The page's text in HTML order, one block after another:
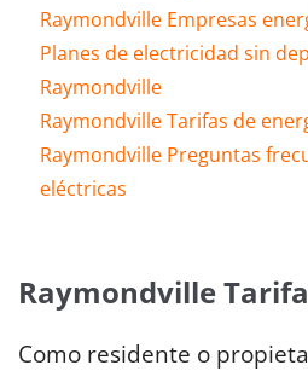
Raymondville Empresas
Planes de electricidad sin
Raymondville
Raymondville Tarifas de
Raymondville Preguntas
eléctricas
Raymondville
Como residente o